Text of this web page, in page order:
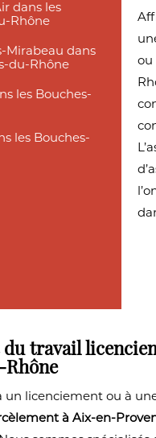
dans les
Rhône
Mirabeau dans
du-Rhône
les Bouches-
les Bouches-
ou
travail
Rhône
un licenciement ou à
à Aix-en-